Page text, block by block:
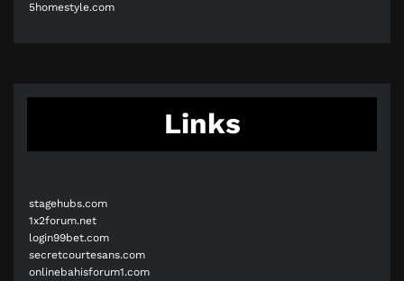
5homestyle.com
Links
stagehubs.com
1x2forum.net
login99bet.com
secretcourtesans.com
onlinebahisforum1.com